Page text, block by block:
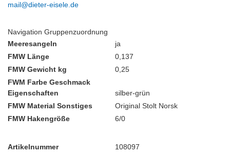
mail@dieter-eisele.de
Navigation Gruppenzuordnung
Meeresangeln
ja
FMW Länge
0,137
FMW Gewicht kg
0,25
FWM Farbe Geschmack
Eigenschaften
silber-grün
FMW Material Sonstiges
Original Stolt Norsk
FMW Hakengröße
6/0
Artikelnummer
108097